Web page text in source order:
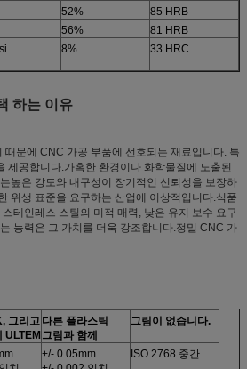
52%
85 HRB
56%
81 HRB
8% 33 HRC
하는 이유
때문에 CNC 가공 부품에 선호되는 재료입니다. 특
제공합니다.가혹한 환경이나 화학물질에 노출된
높은 강도와 내구성이 장기적인 신뢰성을 보장하
위생 표준을 요구하는 산업에 이상적입니다.식품
테인레스 스틸의 미적 매력, 낮은 유지 보수 요구
능력은 그 가치를 더욱 강조합니다.정밀 CNC 가
그리고
ULTEM
다른 플라스틱
그림과 함께
그림이 없습니다.
+/- 0.05mm
ISO 2768 중간